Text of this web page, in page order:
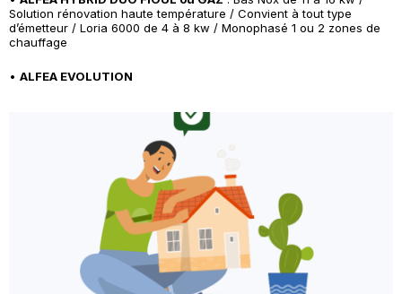
Solution rénovation haute température / Convient à tout type
d’émetteur / Loria 6000 de 4 à 8 kw / Monophasé 1 ou 2 zones de
chauffage
• ALFEA EVOLUTION